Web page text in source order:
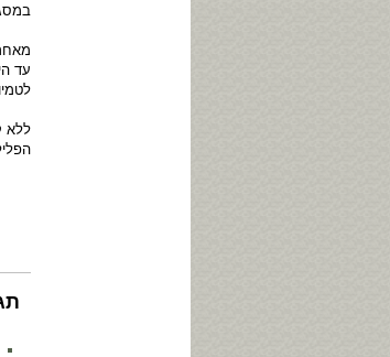
במסגרת חגיגות ה-90
עד
ללא